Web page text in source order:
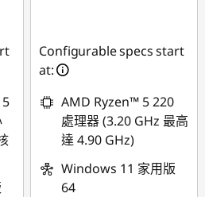
Configurable specs start
at:
AMD Ryzen™ 5 220
處理器 (3.20 GHz 最高
達 4.90 GHz)
Windows 11 家用版
64